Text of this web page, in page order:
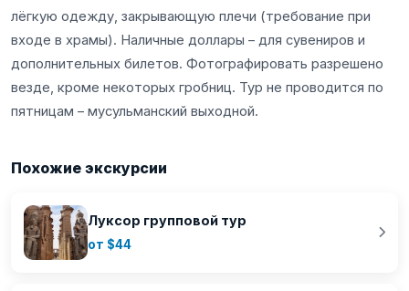
лёгкую одежду, закрывающую плечи (требование при
входе в храмы). Наличные доллары – для сувениров и
дополнительных билетов. Фотографировать разрешено
везде, кроме некоторых гробниц. Тур не проводится по
пятницам – мусульманский выходной.
Похожие экскурсии
Луксор групповой тур
от $44